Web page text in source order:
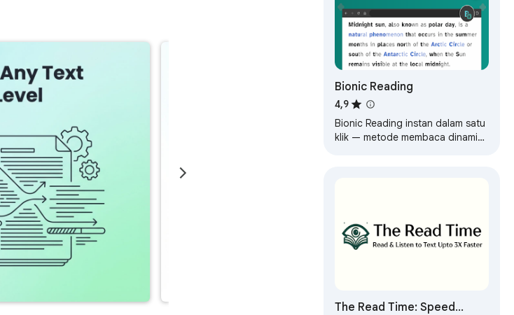
Bionic Reading
4,9
Bionic Reading instan dalam satu
klik — metode membaca dinamis
The Read Time: Speed